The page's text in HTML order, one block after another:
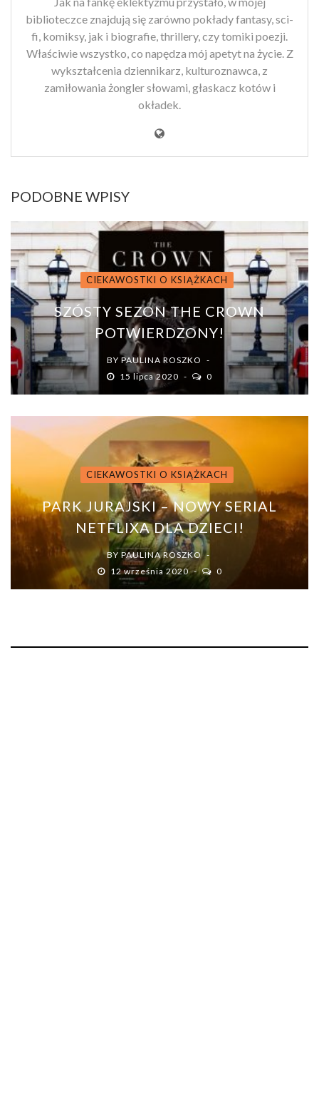
biblioteczce znajdują się zarówno pokłady fantasy, sci-
fi, komiksy, jak i biografie, thrillery, czy tomiki poezji.
Właściwie wszystko, co napędza mój apetyt na życie. Z
wykształcenia dziennikarz, kulturoznawca, z
zamiłowania żongler słowami, głaskacz kotów i
okładek.
PODOBNE WPISY
CIEKAWOSTKI O KSIĄŻKACH
SZÓSTY SEZON THE CROWN
POTWIERDZONY!
BY PAULINA ROSZKO
15 lipca 2020
0
CIEKAWOSTKI O KSIĄŻKACH
PARK JURAJSKI – NOWY SERIAL
NETFLIXA DLA DZIECI!
BY PAULINA ROSZKO
12 września 2020
0